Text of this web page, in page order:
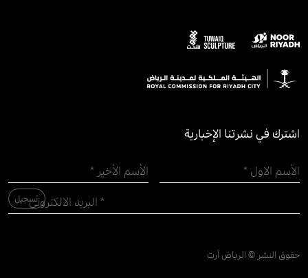
اشترك في نشرتنا الإخبارية
حقوق النشر © الرياض آرت